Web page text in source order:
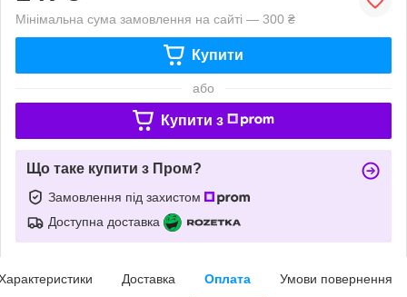
Мінімальна сума замовлення на сайті — 300 ₴
Купити
або
Купити з
Що таке купити з Пром?
Замовлення під захистом
Доступна доставка
Доставка Оплата Умови повернення